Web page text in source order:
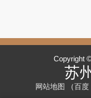
Copyright
苏
网站地图 （百度